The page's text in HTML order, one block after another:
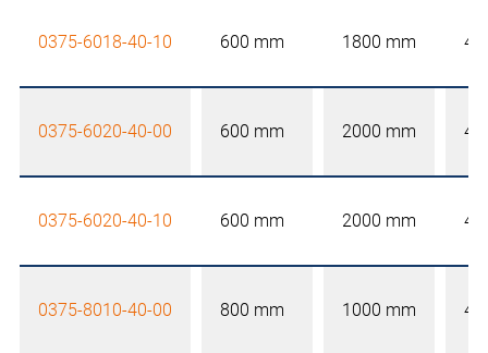
0375-6018-40-10 600 mm 1800 mm
0375-6020-40-00 600 mm 2000 mm
0375-6020-40-10 600 mm 2000 mm
0375-8010-40-00 800 mm 1000 mm